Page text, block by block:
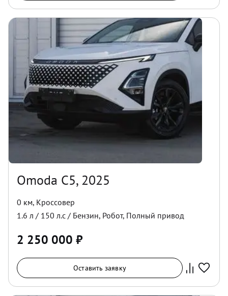
Omoda C5, 2025
0 км, Кроссовер
1.6 л / 150 л.с / Бензин, Робот, Полный привод
2 250 000 ₽
Оставить заявку